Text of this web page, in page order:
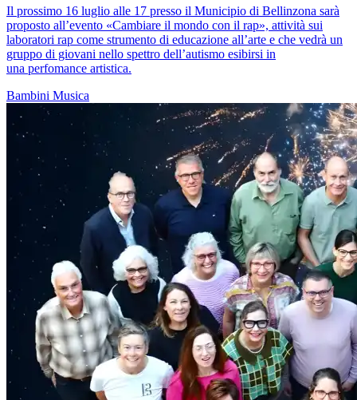
Il prossimo 16 luglio alle 17 presso il Municipio di Bellinzona sarà
proposto all’evento «Cambiare il mondo con il rap», attività sui
laboratori rap come strumento di educazione all’arte e che vedrà un
gruppo di giovani nello spettro dell’autismo esibirsi in
una perfomance artistica.
Bambini Musica